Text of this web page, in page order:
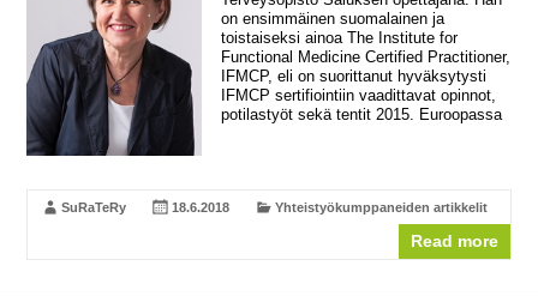
on ensimmäinen suomalainen ja
toistaiseksi ainoa The Institute for
Functional Medicine Certified Practitioner,
IFMCP, eli on suorittanut hyväksytysti
IFMCP sertifiointiin vaadittavat opinnot,
potilastyöt sekä tentit 2015. Euroopassa
SuRaTeRy 18.6.2018 Yhteistyökumppaneiden artikkelit
Read more